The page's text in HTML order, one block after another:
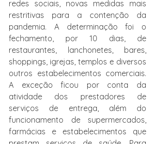
redes sociais, novas medidas mais
restritivas para a contenção da
pandemia. A determinação foi o
fechamento, por 10 dias, de
restaurantes, lanchonetes, bares,
shoppings, igrejas, templos e diversos
outros estabelecimentos comerciais.
A exceção ficou por conta da
atividade dos prestadores de
serviços de entrega, além do
funcionamento de supermercados,
farmácias e estabelecimentos que